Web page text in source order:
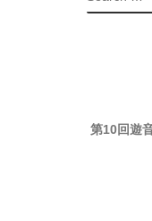
第10回遊